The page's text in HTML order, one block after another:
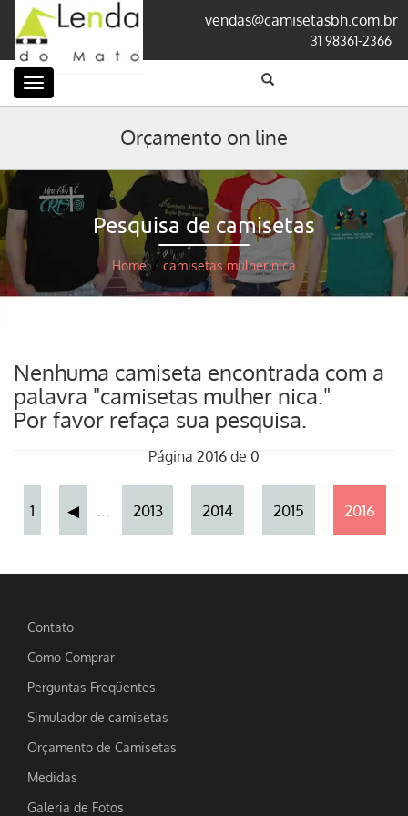
vendas@camisetasbh.com.br
31 98361-2366
Categorias
Orçamento on line
Pesquisa de camisetas
Home / camisetas mulher nica
Nenhuma camiseta encontrada com a
palavra "camisetas mulher nica."
Por favor refaça sua pesquisa.
Página 2016 de 0
1 ◀ ... 2013 2014 2015 2016
Contato
Como Comprar
Perguntas Freqüentes
Simulador de camisetas
Orçamento de Camisetas
Medidas
Galeria de Fotos